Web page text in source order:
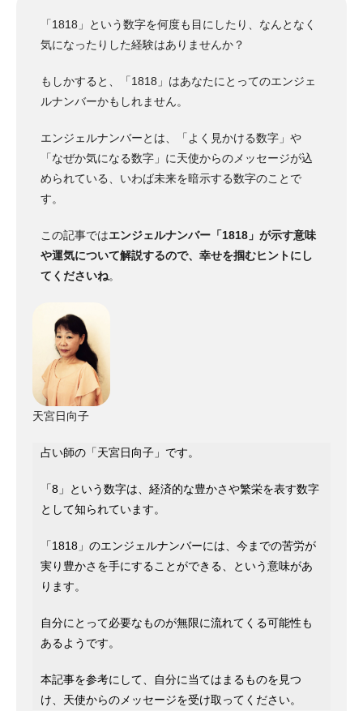
「1818」という数字を何度も目にしたり、なんとなく
気になったりした経験はありませんか？
もしかすると、「1818」はあなたにとってのエンジェ
ルナンバーかもしれません。
エンジェルナンバーとは、「よく見かける数字」や
「なぜか気になる数字」に天使からのメッセージが込
められている、いわば未来を暗示する数字のことで
す。
この記事ではエンジェルナンバー「1818」が示す意味
や運気について解説するので、幸せを掴むヒントにし
てくださいね。
天宮日向子
占い師の「天宮日向子」です。
「8」という数字は、経済的な豊かさや繁栄を表す数字
として知られています。
「1818」のエンジェルナンバーには、今までの苦労が
実り豊かさを手にすることができる、という意味があ
ります。
自分にとって必要なものが無限に流れてくる可能性も
あるようです。
本記事を参考にして、自分に当てはまるものを見つ
け、天使からのメッセージを受け取ってください。